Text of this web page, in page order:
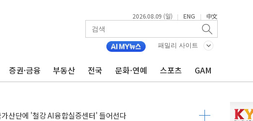
2026.08.09 (일) | ENG | 中文
패밀리 사이트
증권·금융 부동산 전국 문화·연예 스포츠 GAM
진 울진...'두천~하당'·'올미골교' 차량 통행 선제 제한
산단에 '철강 AI융합실증센터' 들어선다